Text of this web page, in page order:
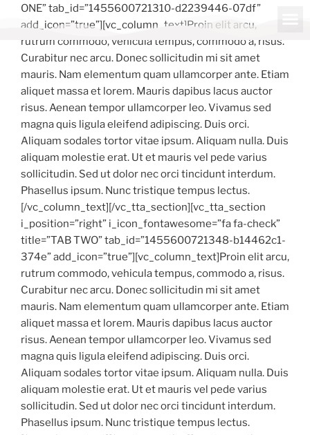
ONE” tab_id=”1455600721310-d2239446-07df”
add_icon=”true”][vc_column_text]Proin elit arcu,
rutrum commodo, vehicula tempus, commodo a, risus.
Curabitur nec arcu. Donec sollicitudin mi sit amet
mauris. Nam elementum quam ullamcorper ante. Etiam
aliquet massa et lorem. Mauris dapibus lacus auctor
risus. Aenean tempor ullamcorper leo. Vivamus sed
magna quis ligula eleifend adipiscing. Duis orci.
Aliquam sodales tortor vitae ipsum. Aliquam nulla. Duis
aliquam molestie erat. Ut et mauris vel pede varius
sollicitudin. Sed ut dolor nec orci tincidunt interdum.
Phasellus ipsum. Nunc tristique tempus lectus.
[/vc_column_text][/vc_tta_section][vc_tta_section
i_position=”right” i_icon_fontawesome=”fa fa-check”
title=”TAB TWO” tab_id=”1455600721348-b14462c1-
374e” add_icon=”true”][vc_column_text]Proin elit arcu,
rutrum commodo, vehicula tempus, commodo a, risus.
Curabitur nec arcu. Donec sollicitudin mi sit amet
mauris. Nam elementum quam ullamcorper ante. Etiam
aliquet massa et lorem. Mauris dapibus lacus auctor
risus. Aenean tempor ullamcorper leo. Vivamus sed
magna quis ligula eleifend adipiscing. Duis orci.
Aliquam sodales tortor vitae ipsum. Aliquam nulla. Duis
aliquam molestie erat. Ut et mauris vel pede varius
sollicitudin. Sed ut dolor nec orci tincidunt interdum.
Phasellus ipsum. Nunc tristique tempus lectus.